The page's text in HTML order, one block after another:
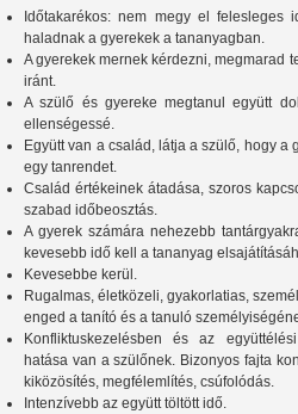
Időtakarékos: nem megy el felesleges
haladnak a gyerekek a tananyagban.
A gyerekek mernek kérdezni, megmarad
iránt.
A szülő és gyereke megtanul együtt
ellenségessé.
Együtt van a család, látja a szülő, hogy
egy tanrendet.
Család értékeinek átadása, szoros
szabad időbeosztás.
A gyerek számára nehezebb
kevesebb idő kell a tananyag
Kevesebbe kerül.
Rugalmas, életközeli, gyakorlatias,
enged a tanító és a tanuló
Konfliktuskezelésben és az
hatása van a szülőnek. Bizonyos fajta
kiközösítés, megfélemlítés, csúfolódás.
Intenzívebb az együtt töltött idő.